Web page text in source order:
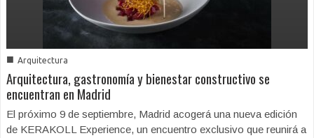
■ Arquitectura
Arquitectura, gastronomía y bienestar constructivo se
encuentran en Madrid
El próximo 9 de septiembre, Madrid acogerá una nueva edición
de KERAKOLL Experience, un encuentro exclusivo que reunirá a